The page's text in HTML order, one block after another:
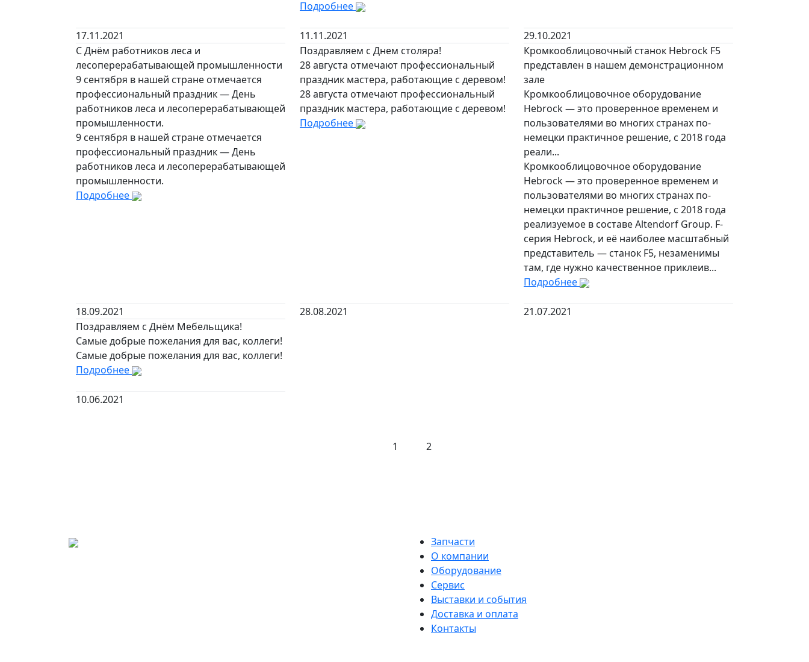
17.11.2021
Подробнее
11.11.2021
29.10.2021
С Днём работников леса и
лесоперерабатывающей промышленности
9 сентября в нашей стране отмечается
профессиональный праздник — День
работников леса и лесоперерабатывающей
промышленности.
9 сентября в нашей стране отмечается
профессиональный праздник — День
работников леса и лесоперерабатывающей
промышленности.
Подробнее
18.09.2021
Поздравляем с Днем столяра!
28 августа отмечают профессиональный
праздник мастера, работающие с деревом!
28 августа отмечают профессиональный
праздник мастера, работающие с деревом!
Подробнее
28.08.2021
Кромкооблицовочный станок Hebrock F5
представлен в нашем демонстрационном
зале
Кромкооблицовочное оборудование
Hebrock — это проверенное временем и
пользователями во многих странах по-
немецки практичное решение, с 2018 года
реали...
Кромкооблицовочное оборудование
Hebrock — это проверенное временем и
пользователями во многих странах по-
немецки практичное решение, с 2018 года
реализуемое в составе Altendorf Group. F-
серия Hebrock, и её наиболее масштабный
представитель — станок F5, незаменимы
там, где нужно качественное приклеив...
Подробнее
21.07.2021
Поздравляем с Днём Мебельщика!
Самые добрые пожелания для вас, коллеги!
Самые добрые пожелания для вас, коллеги!
Подробнее
10.06.2021
1 2
Запчасти
О компании
Оборудование
Сервис
Выставки и события
Доставка и оплата
Контакты